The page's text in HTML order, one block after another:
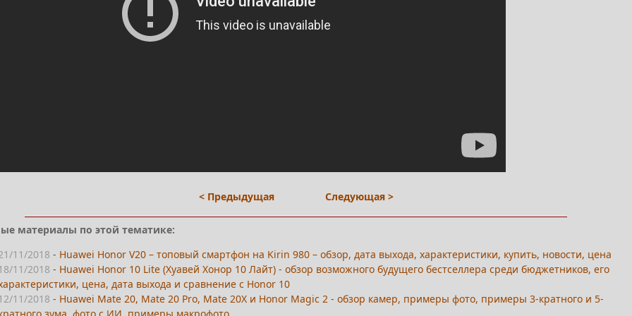
< Предыдущая Следующая >
материалы по этой тематике:
11/2018 - Huawei Honor V20 – топовый смартфон на Kirin 980 – обзор, дата выхода, характеристики, купить, новости, цена
11/2018 - Huawei Honor 10 Lite (Хуавей Хонор 10 Лайт) - обзор возможного будущего бестселлера среди бюджетников, его
цена, дата выхода и сравнение с Honor 10
11/2018 - Huawei Mate 20, Mate 20 Pro, Mate 20X и Honor Magic 2 - обзор камер, примеры фото, примеры 3-кратного и 5-